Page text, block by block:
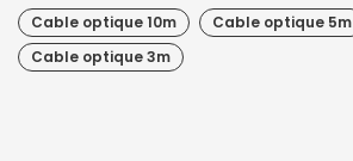
Cable optique 10m
Cable optique 5m
Cable optique 3m